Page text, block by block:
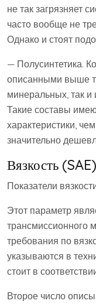
не так загрязняет
часто вообще не
Однако и стоят
— Полусинтетика.
описанными выше
минеральных, так и
Такие составы
характеристики,
значительно
Вязкость (SAE)
Показатели
Этот параметр
трансмиссионного
требования по
указываются в
стоит в
Второе число